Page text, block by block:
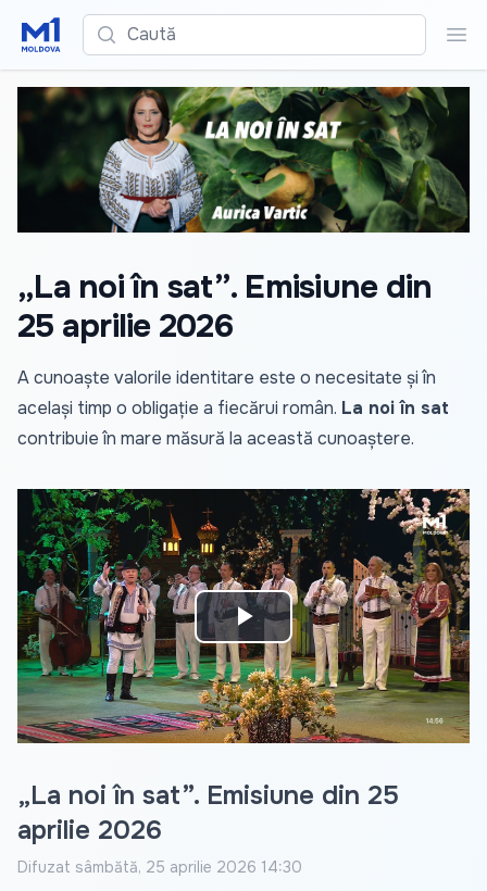
Caută
„La noi în sat”. Emisiune din
25 aprilie 2026
A cunoaște valorile identitare este o necesitate și în
același timp o obligație a fiecărui român. La noi în sat
contribuie în mare măsură la această cunoaștere.
Play
Video
„La noi în sat”. Emisiune din 25
aprilie 2026
Difuzat sâmbătă, 25 aprilie 2026 14:30